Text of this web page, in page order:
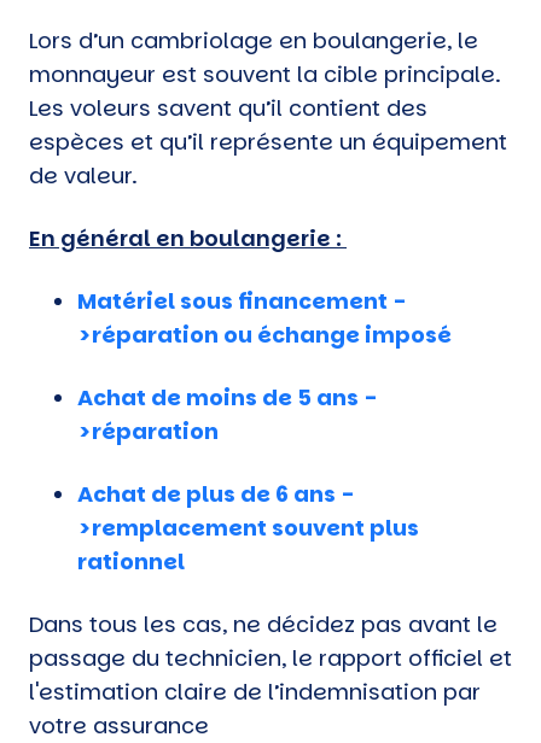
Lors d’un cambriolage en boulangerie, le
monnayeur est souvent la cible principale.
Les voleurs savent qu’il contient des
espèces et qu’il représente un équipement
de valeur.
En général en boulangerie :
Matériel sous financement -
>réparation ou échange imposé
Achat de moins de 5 ans -
>réparation
Achat de plus de 6 ans -
>remplacement souvent plus
rationnel
Dans tous les cas, ne décidez pas avant le
passage du technicien, le rapport officiel et
l'estimation claire de l’indemnisation par
votre assurance